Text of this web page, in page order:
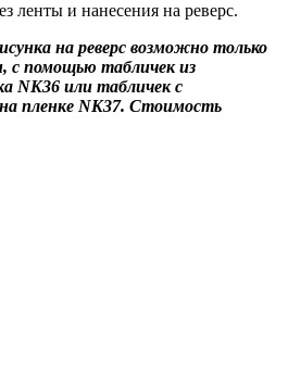
ленты и нанесения на реверс.
на реверс возможно только
с помощью табличек из
NK36 или табличек с
пленке NK37. Стоимость